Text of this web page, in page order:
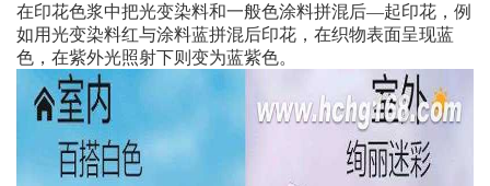
在印花色浆中把光变染料和一般色涂料拼混后—起印花，例
如用光变染料红与涂料蓝拼混后印花，在织物表面呈现蓝
色，在紫外光照射下则变为蓝紫色。